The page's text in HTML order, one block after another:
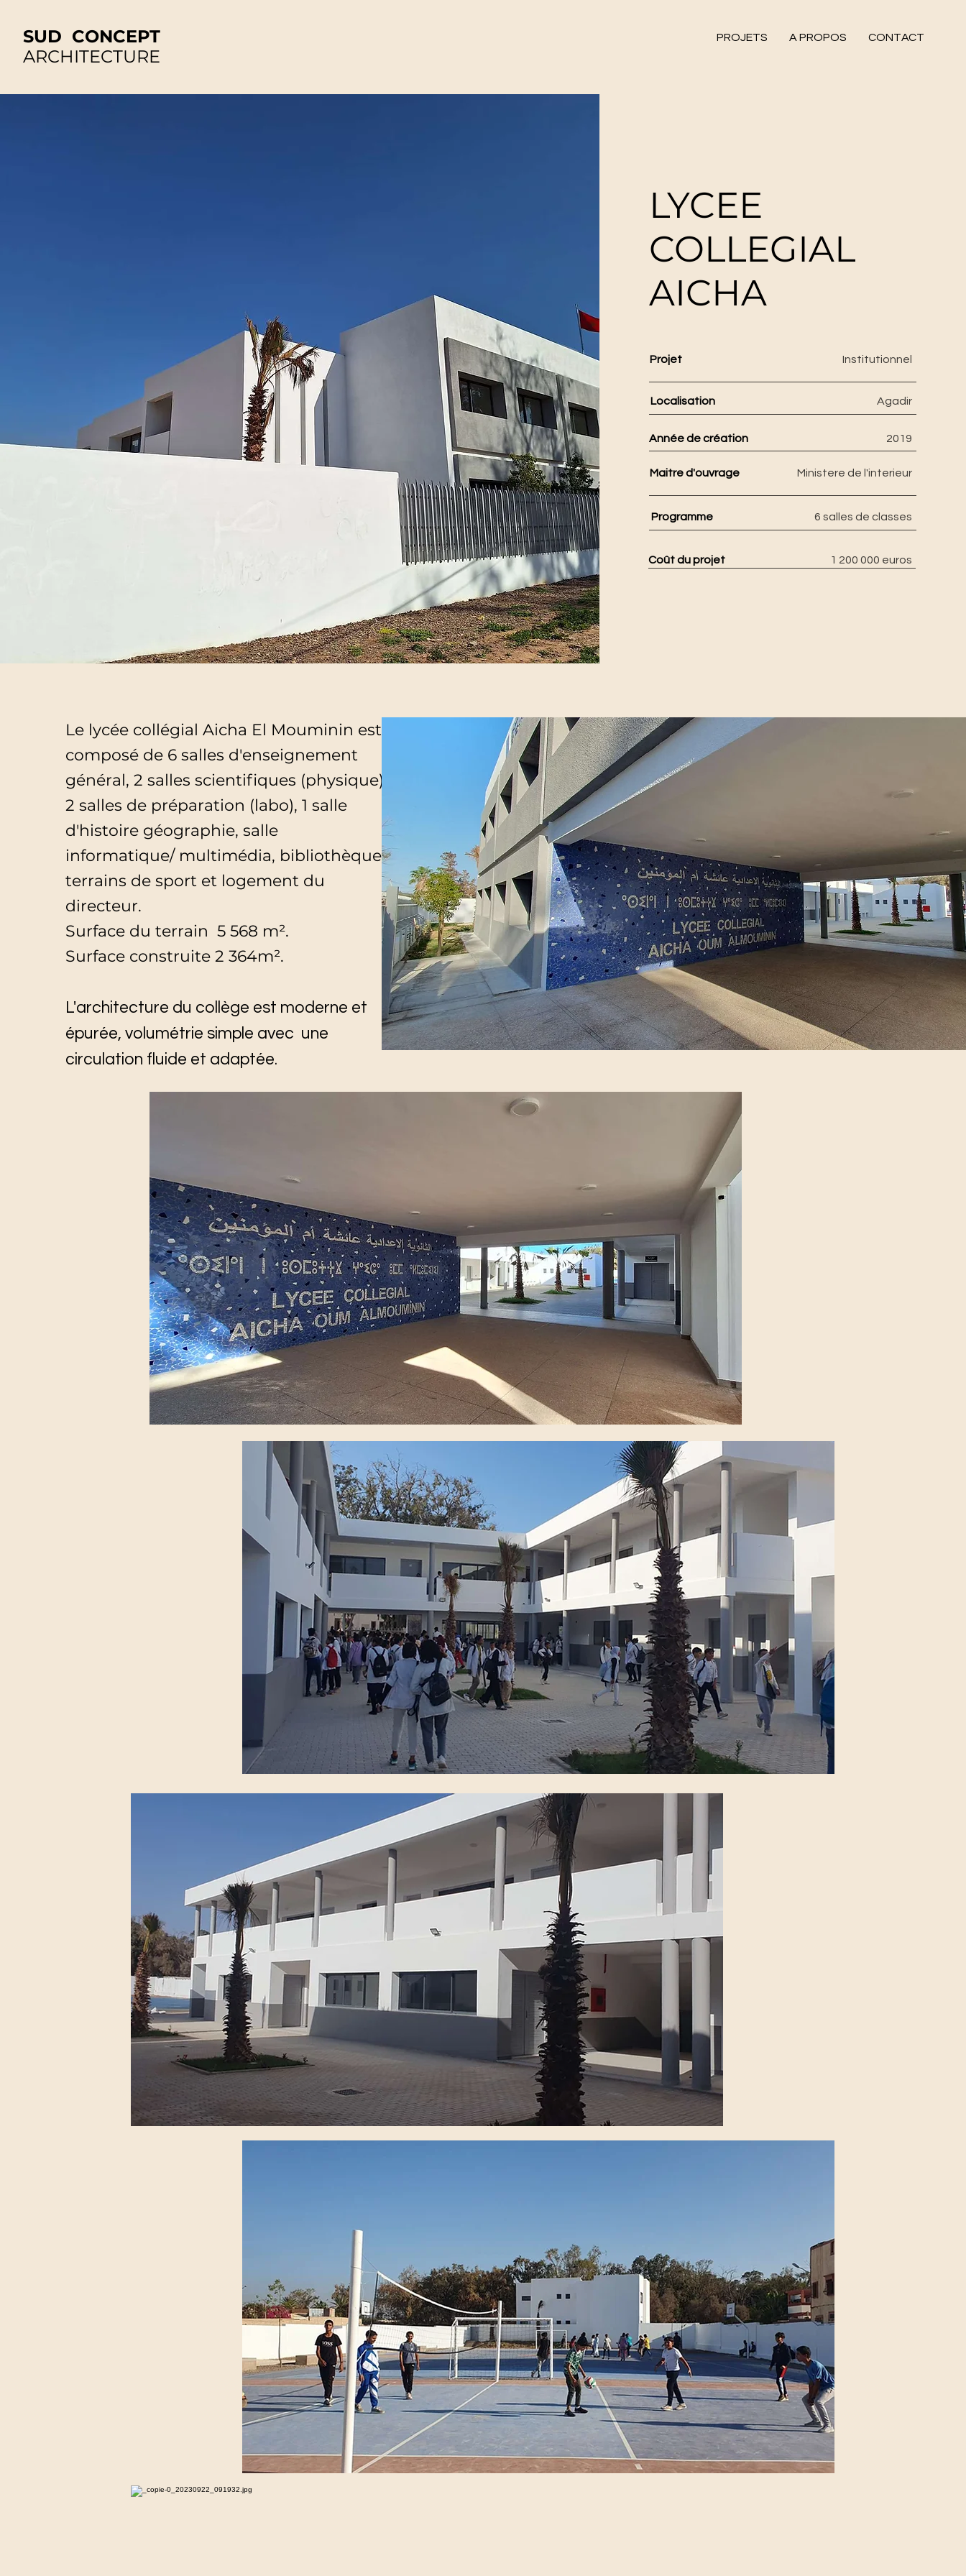
SUD CONCEPT
ARCHITECTURE
PROJETS A PROPOS CONTACT
LYCEE
COLLEGIAL
AICHA
Projet Institutionnel
Localisation Agadir
Année de création 2019
Maitre d'ouvrage Ministere de l'interieur
Programme 6 salles de classes
Coût du projet 1 200 000 euros
Le lycée collégial Aicha El Mouminin est
composé de 6 salles d'enseignement
général, 2 salles scientifiques (physique),
2 salles de préparation (labo), 1 salle
d'histoire géographie, salle
informatique/ multimédia, bibliothèque,
terrains de sport et logement du
directeur.
Surface du terrain 5 568 m².
Surface construite 2 364m².
L'architecture du collège est moderne et
épurée, volumétrie simple avec une
circulation fluide et adaptée.